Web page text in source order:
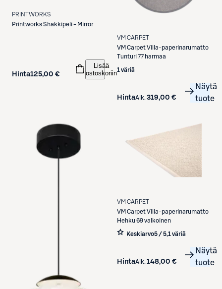
PRINTWORKS
PrintworksShakkipeli - Mirror
Hinta125,00 €
Lisää
ostoskoriin
VM CARPET
VM CarpetVilla-paperinarumatto
Tunturi 77 harmaa
1 väriä
HintaAlk. 319,00 €
Näytä
tuote
VM CARPET
VM CarpetVilla-paperinarumatto
Hehku 69 valkoinen
Keskiarvo5 / 5,1 väriä
HintaAlk. 148,00 €
Näytä
tuote